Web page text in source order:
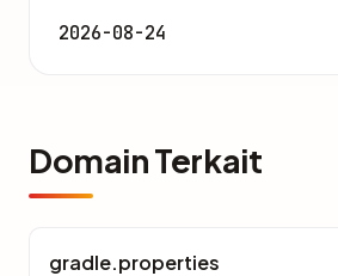
2026-08-24
Domain Terkait
gradle.properties